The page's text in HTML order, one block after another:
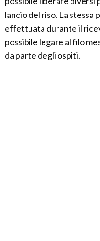
lancio del riso. La stessa
effettuata durante il
possibile legare al filo
da parte degli ospiti.